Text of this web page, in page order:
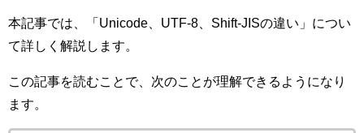
本記事では、「Unicode、UTF-8、Shift-JISの違い」につい
て詳しく解説します。
この記事を読むことで、次のことが理解できるようになり
ます。